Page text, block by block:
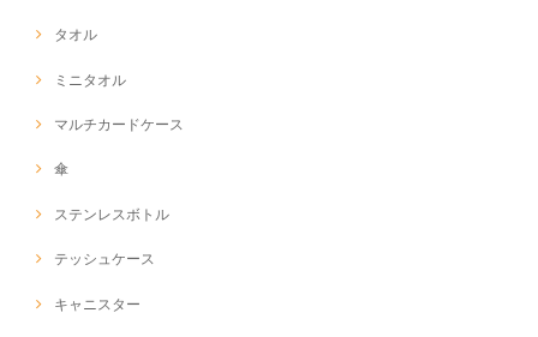
タオル
ミニタオル
マルチカードケース
傘
ステンレスボトル
テッシュケース
キャニスター